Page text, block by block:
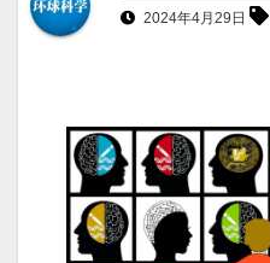
2024年4月29日